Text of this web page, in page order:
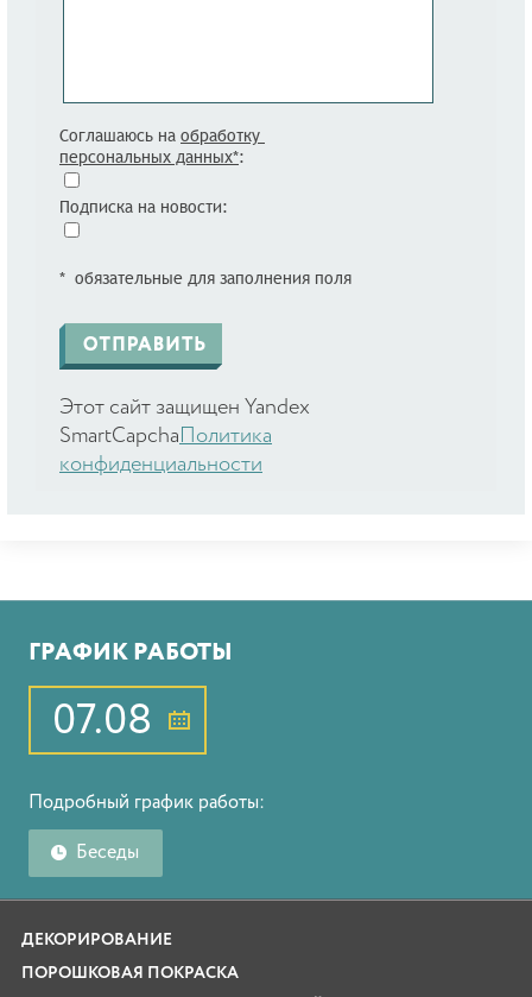
Соглашаюсь на обработку
персональных данных*:
Подписка на новости:
* обязательные для заполнения поля
Этот сайт защищен Yandex
SmartCapcha Политика
конфиденциальности
ГРАФИК РАБОТЫ
07.08
Подробный график работы:
Беседы
ДЕКОРИРОВАНИЕ
ПОРОШКОВАЯ ПОКРАСКА